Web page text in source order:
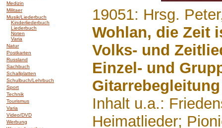
Medizin
Militaer
Musik/Liederbuch
Kinderliederbuch
Liederbuch
Noten
Varia
Natur
Postkarten
Russland
Sachbuch
Schallplatten
Schulbuch/Lehrbuch
Sport
Technik
Tourismus
Varia
Video/DVD
Werbung
19051: Hrsg.
Wohlan, die Zeit
Volks- und
Einzel- und
Gitarrebegleitung
Inhalt u.a.:
Heimatlieder;